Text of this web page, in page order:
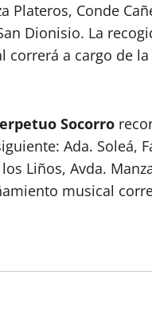
Plateros, Conde
Dionisio. La
a cargo de
Socorro
Ada. Soleá,
Liños, Avda.
musical